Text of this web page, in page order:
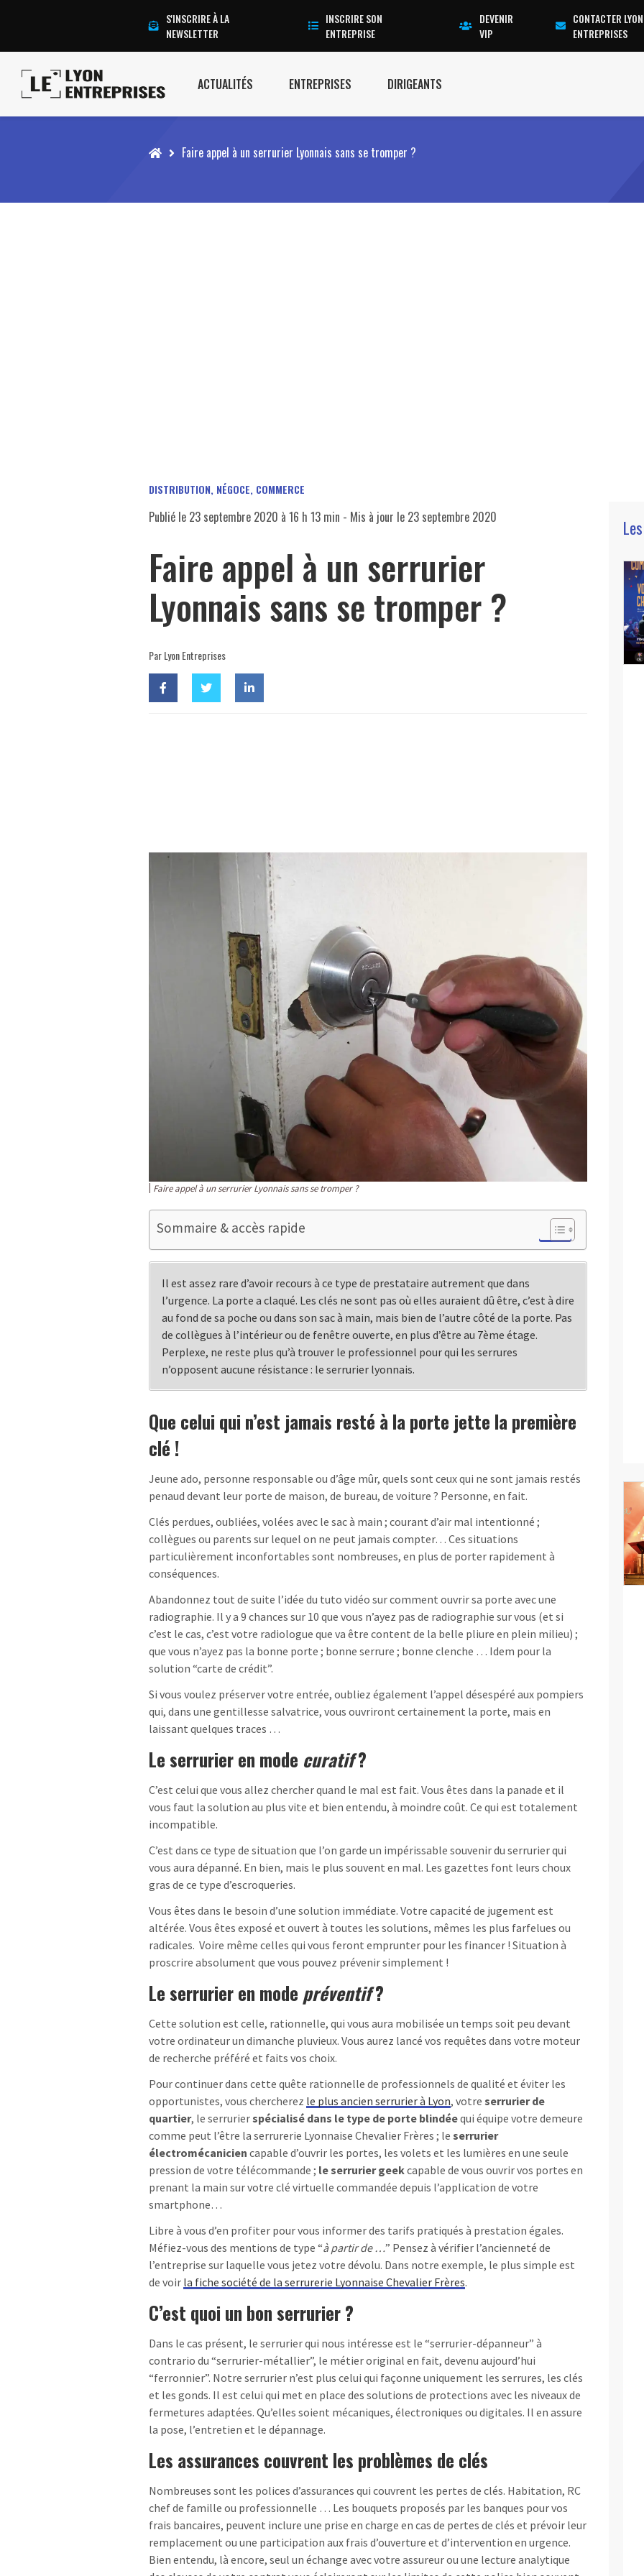
S'INSCRIRE À LA
NEWSLETTER
INSCRIRE SON
ENTREPRISE
DEVENIR
VIP
CONTACTER LYON
ENTREPRISES
ACTUALITÉS ENTREPRISES DIRIGEANTS
Accueil Faire appel à un serrurier Lyonnais sans se tromper ?
DISTRIBUTION, NÉGOCE, COMMERCE
Publié le 23 septembre 2020 à 16 h 13 min - Mis à jour le 23 septembre 2020
Faire appel à un serrurier
Lyonnais sans se tromper ?
Par Lyon Entreprises
Faire appel à un serrurier Lyonnais sans se tromper ?
Sommaire & accès rapide
Il est assez rare d’avoir recours à ce type de prestataire autrement que dans
l’urgence. La porte a claqué. Les clés ne sont pas où elles auraient dû être, c’est à dire
au fond de sa poche ou dans son sac à main, mais bien de l’autre côté de la porte. Pas
de collègues à l’intérieur ou de fenêtre ouverte, en plus d’être au 7ème étage.
Perplexe, ne reste plus qu’à trouver le professionnel pour qui les serrures
n’opposent aucune résistance : le serrurier lyonnais.
Que celui qui n’est jamais resté à la porte jette la première
clé !
Jeune ado, personne responsable ou d’âge mûr, quels sont ceux qui ne sont jamais restés
penaud devant leur porte de maison, de bureau, de voiture ? Personne, en fait.
Clés perdues, oubliées, volées avec le sac à main ; courant d’air mal intentionné ;
collègues ou parents sur lequel on ne peut jamais compter… Ces situations
particulièrement inconfortables sont nombreuses, en plus de porter rapidement à
conséquences.
Abandonnez tout de suite l’idée du tuto vidéo sur comment ouvrir sa porte avec une
radiographie. Il y a 9 chances sur 10 que vous n’ayez pas de radiographie sur vous (et si
c’est le cas, c’est votre radiologue que va être content de la belle pliure en plein milieu) ;
que vous n’ayez pas la bonne porte ; bonne serrure ; bonne clenche … Idem pour la
solution “carte de crédit”.
Si vous voulez préserver votre entrée, oubliez également l’appel désespéré aux pompiers
qui, dans une gentillesse salvatrice, vous ouvriront certainement la porte, mais en
laissant quelques traces …
Le serrurier en mode curatif?
C’est celui que vous allez chercher quand le mal est fait. Vous êtes dans la panade et il
vous faut la solution au plus vite et bien entendu, à moindre coût. Ce qui est totalement
incompatible.
C’est dans ce type de situation que l’on garde un impérissable souvenir du serrurier qui
vous aura dépanné. En bien, mais le plus souvent en mal. Les gazettes font leurs choux
gras de ce type d’escroqueries.
Vous êtes dans le besoin d’une solution immédiate. Votre capacité de jugement est
altérée. Vous êtes exposé et ouvert à toutes les solutions, mêmes les plus farfelues ou
radicales. Voire même celles qui vous feront emprunter pour les financer ! Situation à
proscrire absolument que vous pouvez prévenir simplement !
Le serrurier en mode préventif?
Cette solution est celle, rationnelle, qui vous aura mobilisée un temps soit peu devant
votre ordinateur un dimanche pluvieux. Vous aurez lancé vos requêtes dans votre moteur
de recherche préféré et faits vos choix.
Pour continuer dans cette quête rationnelle de professionnels de qualité et éviter les
opportunistes, vous chercherez le plus ancien serrurier à Lyon, votre serrurier de
quartier, le serrurierspécialisé dans le type de porte blindéequi équipe votre demeure
comme peut l’être la serrurerie Lyonnaise Chevalier Frères ; le serrurier
électromécanicien capable d’ouvrir les portes, les volets et les lumières en une seule
pression de votre télécommande ; le serrurier geekcapable de vous ouvrir vos portes en
prenant la main sur votre clé virtuelle commandée depuis l’application de votre
smartphone…
Libre à vous d’en profiter pour vous informer des tarifs pratiqués à prestation égales.
Méfiez-vous des mentions de type “à partir de …” Pensez à vérifier l’ancienneté de
l’entreprise sur laquelle vous jetez votre dévolu. Dans notre exemple, le plus simple est
de voir la fiche société de la serrurerie Lyonnaise Chevalier Frères.
C’est quoi un bon serrurier ?
Dans le cas présent, le serrurier qui nous intéresse est le “serrurier-dépanneur” à
contrario du “serrurier-métallier”, le métier original en fait, devenu aujourd’hui
“ferronnier”. Notre serrurier n’est plus celui qui façonne uniquement les serrures, les clés
et les gonds. Il est celui qui met en place des solutions de protections avec les niveaux de
fermetures adaptées. Qu’elles soient mécaniques, électroniques ou digitales. Il en assure
la pose, l’entretien et le dépannage.
Les assurances couvrent les problèmes de clés
Nombreuses sont les polices d’assurances qui couvrent les pertes de clés. Habitation, RC
chef de famille ou professionnelle … Les bouquets proposés par les banques pour vos
frais bancaires, peuvent inclure une prise en charge en cas de pertes de clés et prévoir leur
remplacement ou une participation aux frais d’ouverture et d’intervention en urgence.
Bien entendu, là encore, seul un échange avec votre assureur ou une lecture analytique